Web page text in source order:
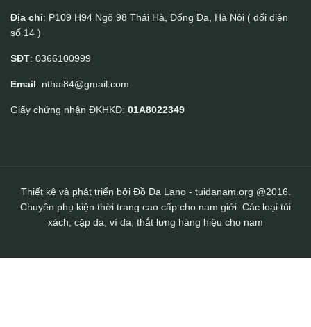
Địa chỉ: P109 H94 Ngõ 98 Thái Hà, Đống Đa, Hà Nội ( đối diện
số 14 )
SĐT: 0366100999
Email: nthai84@gmail.com
Giấy chứng nhận ĐKHKD: 01A8022349
Thiết kê và phát triển bởi Đồ Da Lano - tuidanam.org @2016.
Chuyên phụ kiện thời trang cao cấp cho nam giới. Các loại túi
xách, cặp da, ví da, thắt lưng hàng hiệu cho nam